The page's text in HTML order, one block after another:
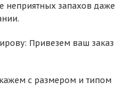
неприятных запахов даже
Привезем ваш заказ
с размером и типом